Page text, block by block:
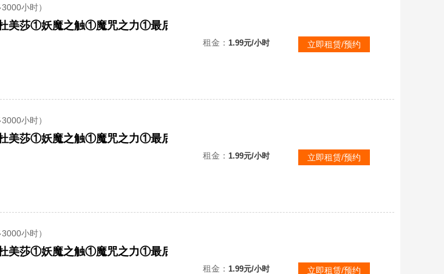
小时）
租金： 1.99元/小时 立即租赁/预约
小时）
租金： 1.99元/小时 立即租赁/预约
小时）
租金： 1.99元/小时 立即租赁/预约